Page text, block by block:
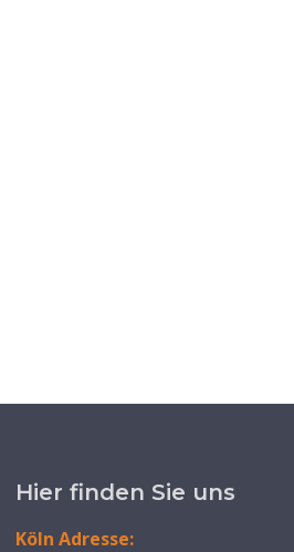
Hier finden Sie uns
Köln Adresse: